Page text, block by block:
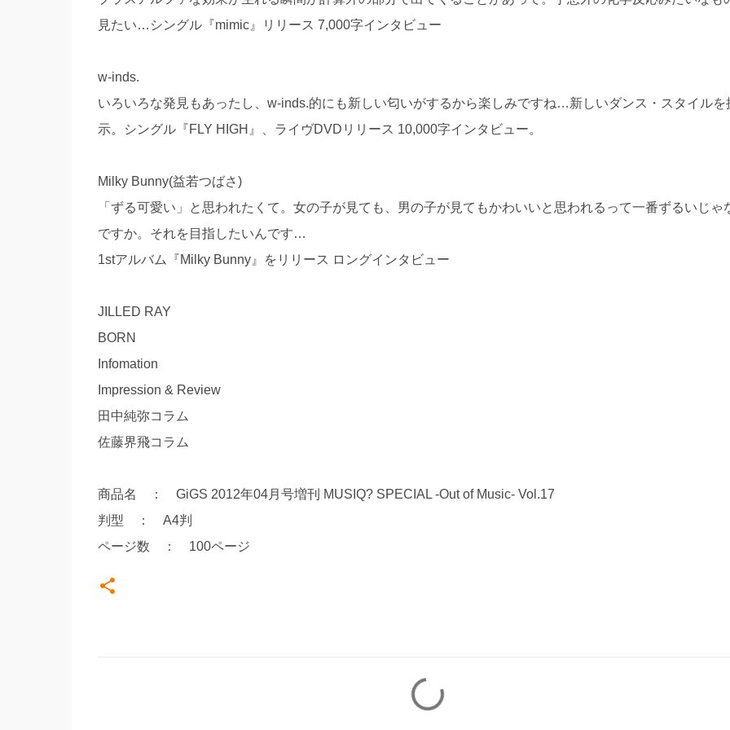
見たい…シングル『mimic』リリース 7,000字インタビュー
w-inds.
いろいろな発見もあったし、w-inds.的にも新しい匂いがするから楽しみですね…新しいダンス・スタイルを
示。シングル『FLY HIGH』、ライヴDVDリリース 10,000字インタビュー。
Milky Bunny(益若つばさ)
「ずる可愛い」と思われたくて。女の子が見ても、男の子が見てもかわいいと思われるって一番ずるいじゃ
ですか。それを目指したいんです…
1stアルバム『Milky Bunny』をリリース ロングインタビュー
JILLED RAY
BORN
Infomation
Impression & Review
田中純弥コラム
佐藤界飛コラム
商品名 ： GiGS 2012年04月号増刊 MUSIQ? SPECIAL -Out of Music- Vol.17
判型 ： A4判
ページ数 ： 100ページ